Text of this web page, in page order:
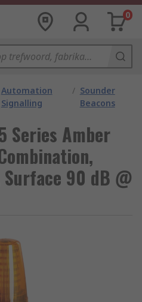
0
Automation
Signalling
/ Sounder
Beacons
Series Amber
90 dB @